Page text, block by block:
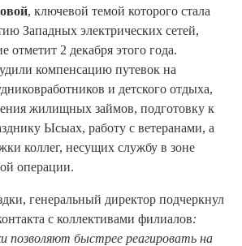
, ключевой темой которого стала
Западных электрических сетей,
отметит 2 декабря этого года.
компенсацию путевок на
и детского отдыха,
жилищных займов, подготовку к
Ысыах, работу с ветеранами, а
коллег, несущих службу в зоне
операции.
генеральный директор подчеркнул
с коллективами филиалов:
позволяют быстрее реагировать на